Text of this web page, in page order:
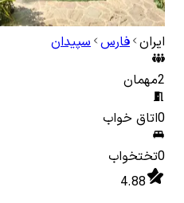
ایران فارس سپیدان
2مهمان
0اتاق خواب
0تختخواب
4.88